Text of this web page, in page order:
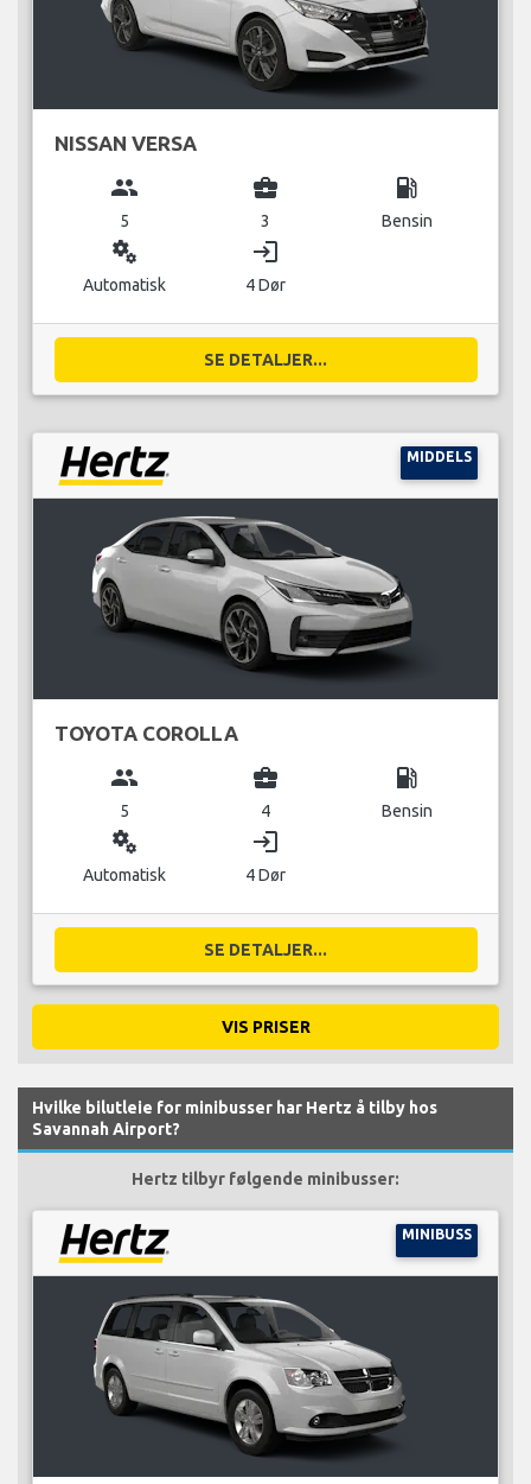
NISSAN VERSA
group
5
business_center
3
local_gas_station
Bensin
miscellaneous_services
Automatisk
login
4 Dør
SE DETALJER...
MIDDELS
TOYOTA COROLLA
group
5
business_center
4
local_gas_station
Bensin
miscellaneous_services
Automatisk
login
4 Dør
SE DETALJER...
VIS PRISER
Hvilke bilutleie for minibusser har Hertz å tilby hos
Savannah Airport?
Hertz tilbyr følgende minibusser:
MINIBUSS